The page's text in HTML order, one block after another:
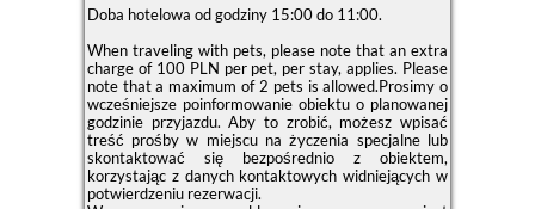
Doba hotelowa od godziny 15:00do 11:00.
When traveling with pets, please note that an extra
charge of 100 PLN per pet, per stay, applies. Please
note that a maximum of 2 pets is allowed.Prosimy o
wcześniejsze poinformowanie obiektu o planowanej
godzinie przyjazdu. Aby to zrobić, możesz wpisać
treść prośby w miejscu na życzenia specjalne lub
skontaktować się bezpośrednio z obiektem,
korzystając z danych kontaktowych widniejących w
potwierdzeniu rezerwacji.